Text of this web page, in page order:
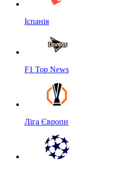
Іспанія
F1 Top News
Ліга Європи